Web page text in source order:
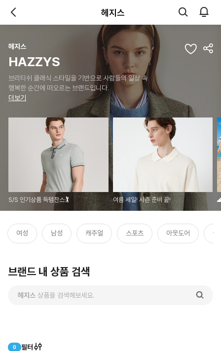
헤지스
헤지스
HAZZYS
브리티쉬 클래식 스타일을 기반으로 사람들의 일상 속
행복한 순간에 떠오르는 브랜드입니다.
더보기
S/S 인기상품 득템찬스🏌️ 여름 세일! 시즌 준비 끝!
여성 남성 캐주얼 스포츠 아웃도어 골
브랜드 내 상품 검색
헤지스 상품을 검색해보세요.
0 필터